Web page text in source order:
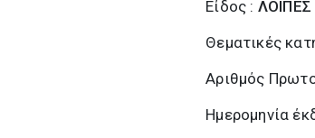
Είδος : ΛΟΙΠΕΣ
Θεματικές
Αριθμός
Ημερομηνία